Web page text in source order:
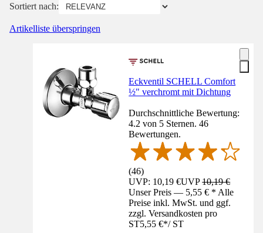
Sortiert nach:
Artikelliste überspringen
Eckventil SCHELL Comfort
½" verchromt mit Dichtung
Durchschnittliche Bewertung:
4.2 von 5 Sternen. 46
Bewertungen.
(46)
UVP: 10,19 €UVP10,19 €
Unser Preis — 5,55 € * Alle
Preise inkl. MwSt. und ggf.
zzgl. Versandkosten pro
ST5,55 €*/ ST